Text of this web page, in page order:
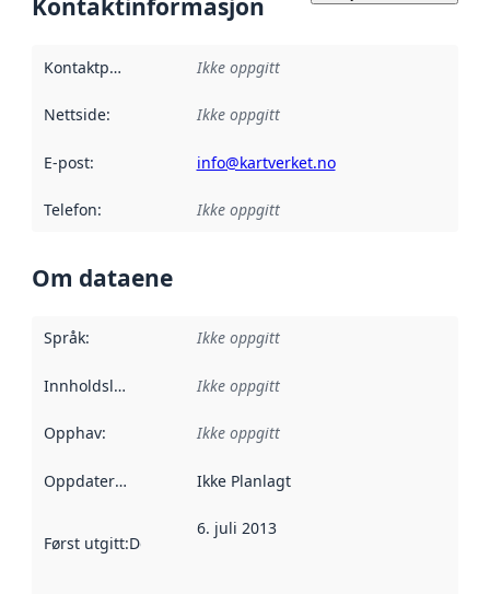
Kontaktinformasjon
Kontaktpunkt Ikke oppgitt
Nettside: Ikke oppgitt
E-post: info@kartverket.no
Telefon: Ikke oppgitt
Om dataene
Språk: Ikke oppgitt
Innholdsleverandører :
Ikke oppgitt
Opphav: Ikke oppgitt
Oppdateringsfrekvens :
Ikke Planlagt
Først utgitt:Denne datoen sier når dataene i dette
6. juli 2013